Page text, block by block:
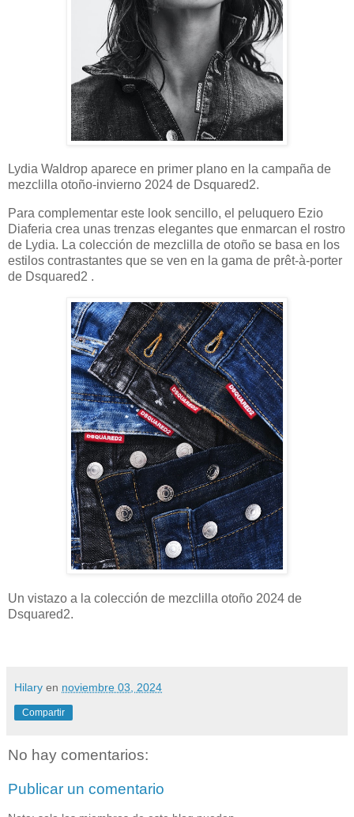
Lydia Waldrop aparece en primer plano en la campaña de
mezclilla otoño-invierno 2024 de Dsquared2.
Para complementar este look sencillo, el peluquero Ezio
Diaferia crea unas trenzas elegantes que enmarcan el rostro
de Lydia. La colección de mezclilla de otoño se basa en los
estilos contrastantes que se ven en la gama de prêt-à-porter
de Dsquared2 .
Un vistazo a la colección de mezclilla otoño 2024 de
Dsquared2.
Hilary en noviembre 03, 2024
Compartir
No hay comentarios:
Publicar un comentario